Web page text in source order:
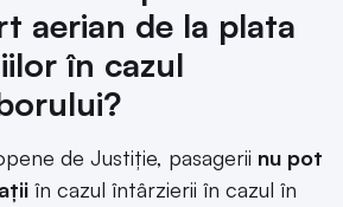
aerian de la plata
în cazul
de Justiţie, pasagerii nu pot
în cazul întârzierii în cazul în